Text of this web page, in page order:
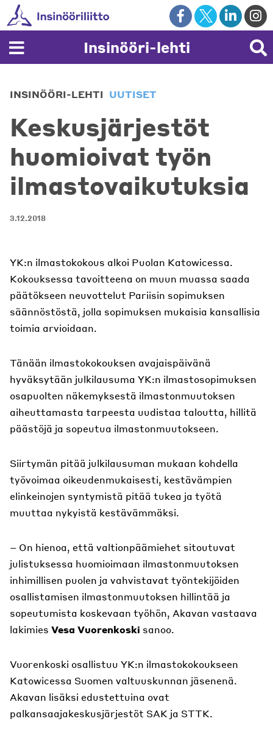
Skip
to
content
Insinööri-lehti
INSINÖÖRI-LEHTI UUTISET
Keskusjärjestöt
huomioivat työn
ilmastovaikutuksia
3.12.2018
YK:n ilmastokokous alkoi Puolan Katowicessa.
Kokouksessa tavoitteena on muun muassa saada
päätökseen neuvottelut Pariisin sopimuksen
säännöstöstä, jolla sopimuksen mukaisia kansallisia
toimia arvioidaan.
Tänään ilmastokokouksen avajaispäivänä
hyväksytään julkilausuma YK:n ilmastosopimuksen
osapuolten näkemyksestä ilmastonmuutoksen
aiheuttamasta tarpeesta uudistaa taloutta, hillitä
päästöjä ja sopeutua ilmastonmuutokseen.
Siirtymän pitää julkilausuman mukaan kohdella
työvoimaa oikeudenmukaisesti, kestävämpien
elinkeinojen syntymistä pitää tukea ja työtä
muuttaa nykyistä kestävämmäksi.
– On hienoa, että valtionpäämiehet sitoutuvat
julistuksessa huomioimaan ilmastonmuutoksen
inhimillisen puolen ja vahvistavat työntekijöiden
osallistamisen ilmastonmuutoksen hillintää ja
sopeutumista koskevaan työhön, Akavan vastaava
lakimies Vesa Vuorenkoski sanoo.
Vuorenkoski osallistuu YK:n ilmastokokoukseen
Katowicessa Suomen valtuuskunnan jäsenenä.
Akavan lisäksi edustettuina ovat
palkansaajakeskusjärjestöt SAK ja STTK.